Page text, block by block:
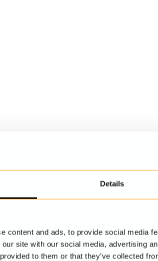
Details
content and ads, to provide social media
site with our social media, advertising
to them or that they’ve collected